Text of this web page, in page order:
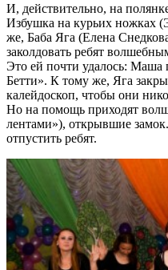
И, действительно, на
Избушка на курьих ножках
же, Баба Яга (Елена
заколдовать ребят
Это ей почти удалось: Маша
Бетти». К тому же, Яга
калейдоскоп, чтобы они
Но на помощь приходят
лентами»), открывшие
отпустить ребят.